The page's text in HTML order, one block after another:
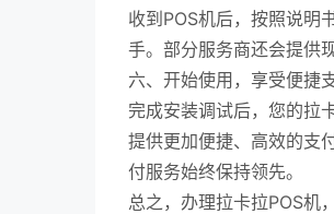
收到POS机后，按照说明
手。部分服务商还会提供
六、开始使用，享受便捷
完成安装调试后，您的拉
提供更加便捷、高效的支
付服务始终保持领先。
总之，办理拉卡拉POS机